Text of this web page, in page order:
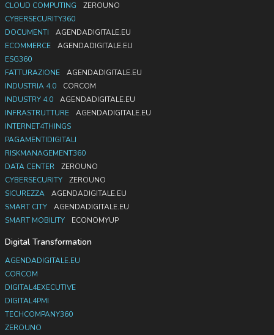
CLOUD COMPUTING
ZEROUNO
CYBERSECURITY360
DOCUMENTI
AGENDADIGITALE.EU
ECOMMERCE
AGENDADIGITALE.EU
ESG360
FATTURAZIONE
AGENDADIGITALE.EU
INDUSTRIA 4.0
CORCOM
INDUSTRY 4.0
AGENDADIGITALE.EU
INFRASTRUTTURE
AGENDADIGITALE.EU
INTERNET4THINGS
PAGAMENTIDIGITALI
RISKMANAGEMENT360
DATA CENTER
ZEROUNO
CYBERSECURITY
ZEROUNO
SICUREZZA
AGENDADIGITALE.EU
SMART CITY
AGENDADIGITALE.EU
SMART MOBILITY
ECONOMYUP
Digital Transformation
AGENDADIGITALE.EU
CORCOM
DIGITAL4EXECUTIVE
DIGITAL4PMI
TECHCOMPANY360
ZEROUNO